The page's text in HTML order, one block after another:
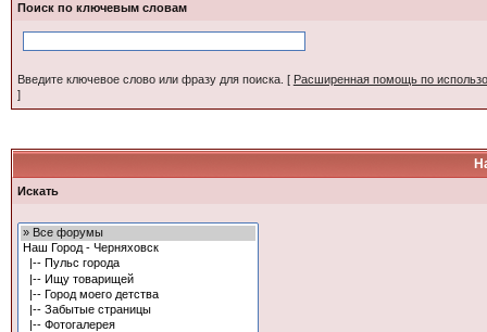
Поиск по ключевым словам
Введите ключевое слово или фразу для поиска. [ Расширенная помощь по
]
Искать